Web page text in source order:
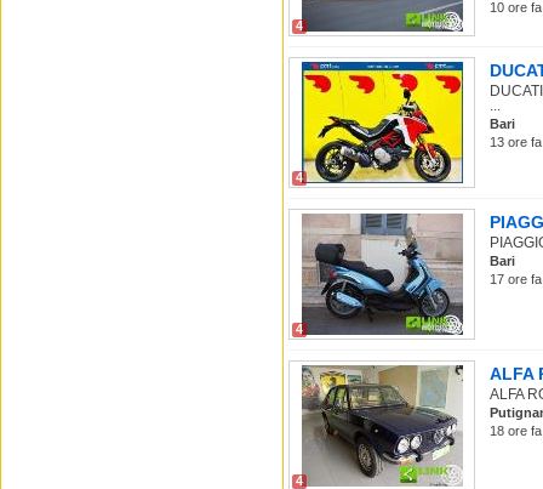
4
10 ore
4
...
Bari
13 ore
4
Bari
17 ore
4
ALFA
ALFA
18 ore